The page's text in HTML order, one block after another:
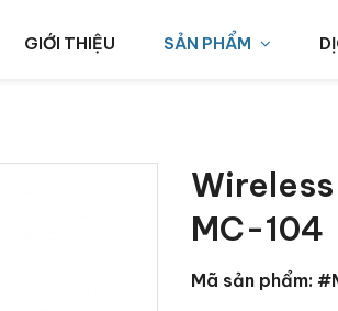
GIỚI THIỆU SẢN PHẨM
MC-104
Mã sản phẩm: